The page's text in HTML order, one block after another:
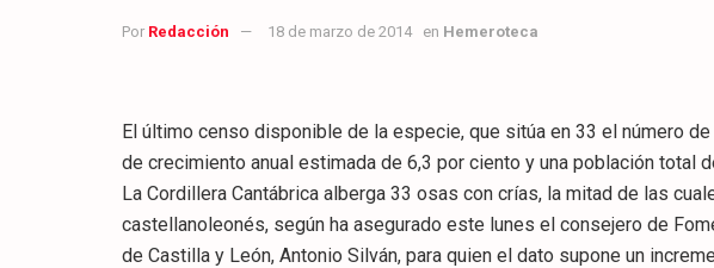
Por Redacción 18 de marzo de 2014 en Hemeroteca
El último censo disponible de la especie, que sitúa en 33 el número
de crecimiento anual estimada de 6,3 por ciento y una población total
La Cordillera Cantábrica alberga 33 osas con crías, la mitad de las
castellanoleonés, según ha asegurado este lunes el consejero de
de Castilla y León, Antonio Silván, para quien el dato supone un